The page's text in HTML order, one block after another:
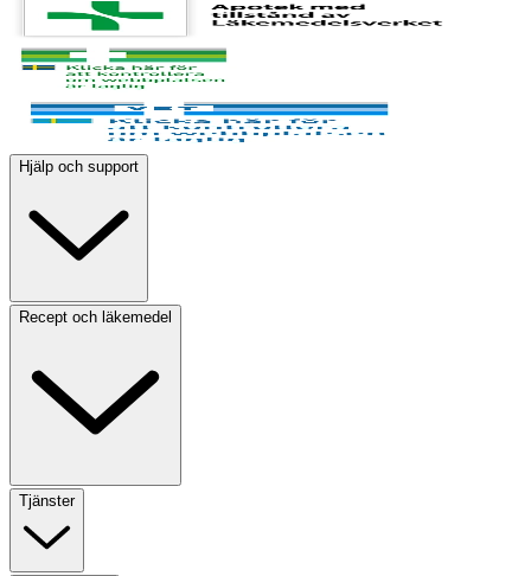
Hjälp och support
Recept och läkemedel
Tjänster